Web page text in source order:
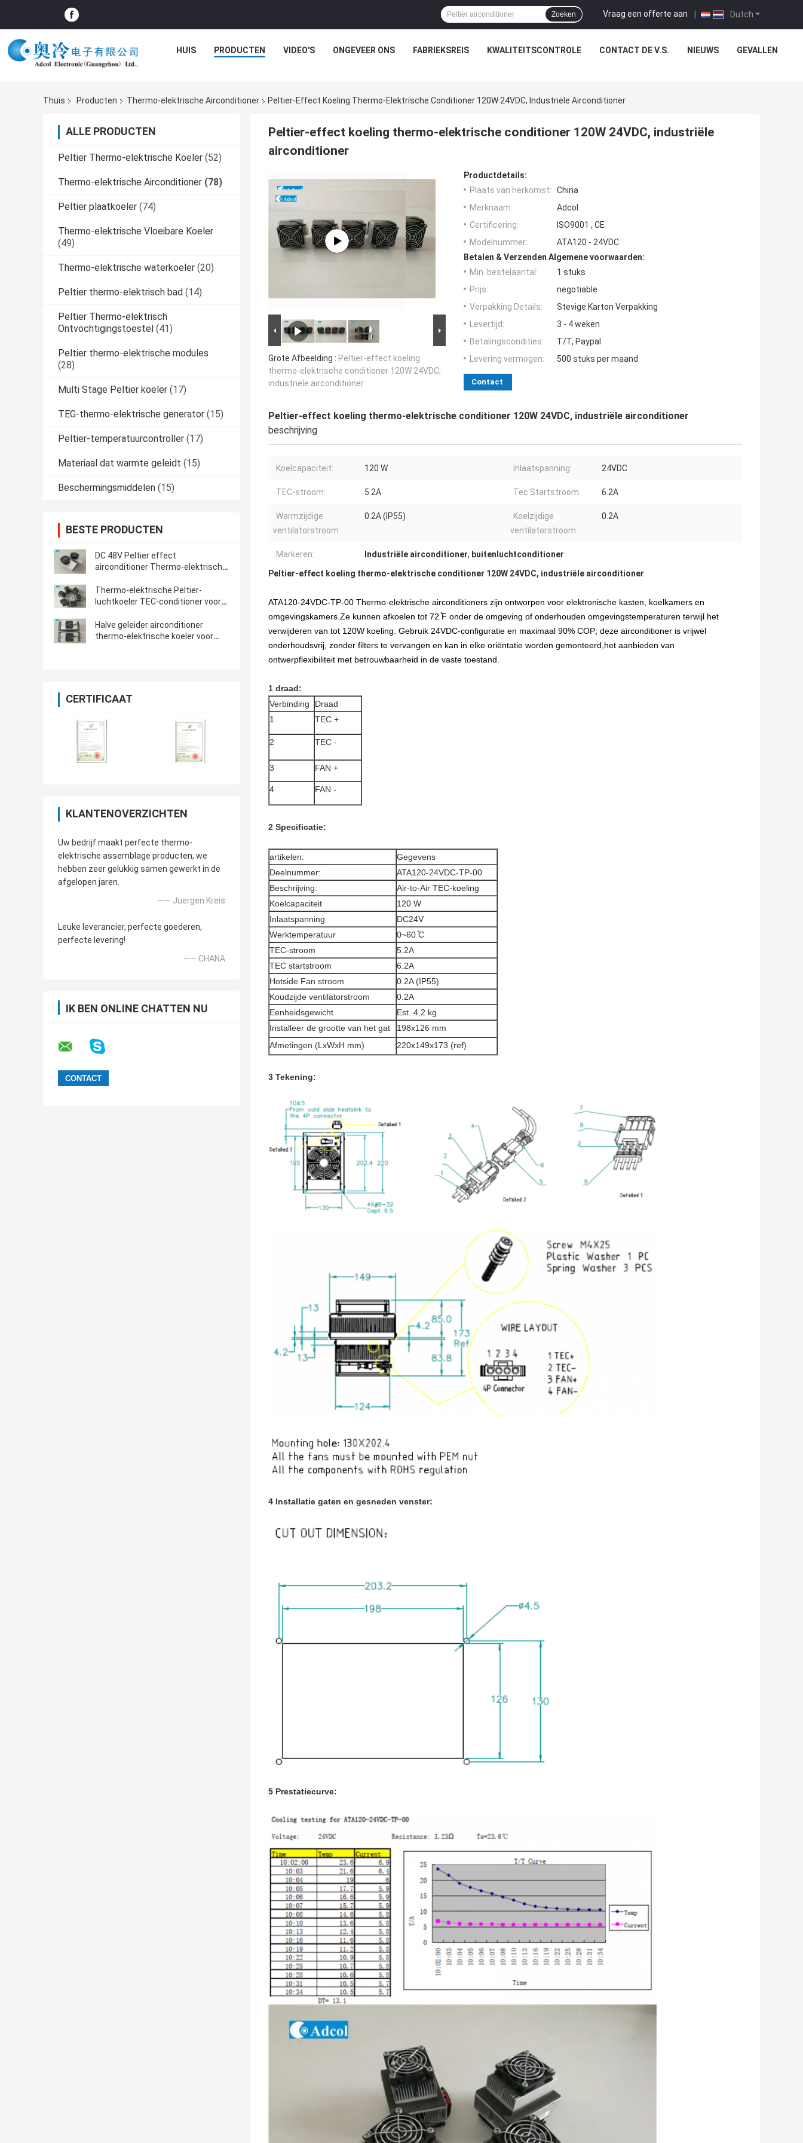
Dutch
Vraag een offerte aan |
Zoeken
HUIS PRODUCTEN VIDEO'S ONGEVEER ONS FABRIEKSREIS KWALITEITSCONTROLE CONTACT DE V.S. NIEUWS GEVALLEN
Thuis Producten Thermo-elektrische Airconditioner Peltier-Effect Koeling Thermo-Elektrische Conditioner 120W 24VDC, Industriële Airconditioner
ALLE PRODUCTEN
Peltier Thermo-elektrische Koeler (52)
Thermo-elektrische Airconditioner (78)
Peltier plaatkoeler (74)
Thermo-elektrische Vloeibare Koeler
(49)
Thermo-elektrische waterkoeler (20)
Peltier thermo-elektrisch bad (14)
Peltier Thermo-elektrisch
Ontvochtigingstoestel (41)
Peltier thermo-elektrische modules
(28)
Multi Stage Peltier koeler (17)
TEG-thermo-elektrische generator (15)
Peltier-temperatuurcontroller (17)
Materiaal dat warmte geleidt (15)
Beschermingsmiddelen (15)
BESTE PRODUCTEN
DC 48V Peltier effect
airconditioner Thermo-elektrische
Thermo-elektrische Peltier-
luchtkoeler TEC-conditioner voor
Halve geleider airconditioner
thermo-elektrische koeler voor
CERTIFICAAT
KLANTENOVERZICHTEN
Uw bedrijf maakt perfecte thermo-
elektrische assemblage producten, we
hebben zeer gelukkig samen gewerkt in de
afgelopen jaren.
—— Juergen Kreis
Leuke leverancier, perfecte goederen,
perfecte levering!
—— CHANA
IK BEN ONLINE CHATTEN NU
Peltier-effect koeling thermo-elektrische conditioner 120W 24VDC, industriële
airconditioner
Grote Afbeelding : Peltier-effect koeling
thermo-elektrische conditioner 120W 24VDC,
industriële airconditioner
Productdetails:
Plaats van herkomst:
China
Merknaam:
Adcol
Certificering:
ISO9001 , CE
Modelnummer:
ATA120 - 24VDC
Betalen & Verzenden Algemene voorwaarden:
Min. bestelaantal:
1 stuks
Prijs:
negotiable
Verpakking Details:
Stevige Karton Verpakking
Levertijd:
3 - 4 weken
Betalingscondities:
T/T, Paypal
Levering vermogen:
500 stuks per maand
Contact
Peltier-effect koeling thermo-elektrische conditioner 120W 24VDC, industriële airconditioner
beschrijving
Koelcapaciteit: 120 W Inlaatspanning: 24VDC
TEC-stroom: 5.2A Tec Startstroom: 6.2A
Warmzijdige
ventilatorstroom:
0.2A (IP55)
Koelzijdige
ventilatorstroom:
0.2A
Markeren: Industriële airconditioner, buitenluchtconditioner
Peltier-effect koeling thermo-elektrische conditioner 120W 24VDC, industriële airconditioner
ATA120-24VDC-TP-00 Thermo-elektrische airconditioners zijn ontworpen voor elektronische kasten, koelkamers en
omgevingskamers.Ze kunnen afkoelen tot 72 ̊F onder de omgeving of onderhouden omgevingstemperaturen terwijl het
verwijderen van tot 120W koeling. Gebruik 24VDC-configuratie en maximaal 90% COP; deze airconditioner is vrijwel
onderhoudsvrij, zonder filters te vervangen en kan in elke oriëntatie worden gemonteerd,het aanbieden van
ontwerpflexibiliteit met betrouwbaarheid in de vaste toestand.
1 draad:
Verbinding
Draad
1
TEC +
2 TEC -
3 FAN +
4 FAN -
2 Specificatie:
artikelen:
Gegevens
Deelnummer:
ATA120-24VDC-TP-00
Beschrijving:
Air-to-Air TEC-koeling
Koelcapaciteit
120 W
Inlaatspanning
DC24V
Werktemperatuur
0~60 ̊C
TEC-stroom
5.2A
TEC startstroom
6.2A
Hotside Fan stroom
0.2A (IP55)
Koudzijde ventilatorstroom
0.2A
Eenheidsgewicht
Est. 4,2 kg
Installeer de grootte van het gat
198x126 mm
Afmetingen (LxWxH mm)
220x149x173 (ref)
3 Tekening:
4 Installatie gaten en gesneden venster:
5 Prestatiecurve: